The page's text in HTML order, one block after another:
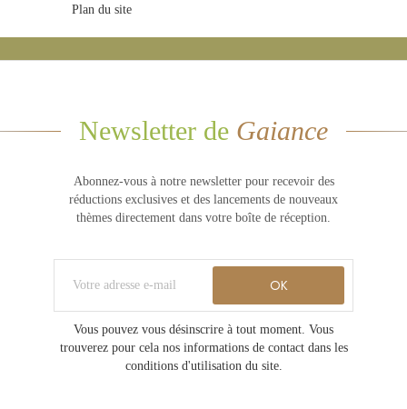
Plan du site
Newsletter de Gaiance
Abonnez-vous à notre newsletter pour recevoir des
réductions exclusives et des lancements de nouveaux
thèmes directement dans votre boîte de réception.
Vous pouvez vous désinscrire à tout moment. Vous
trouverez pour cela nos informations de contact dans les
conditions d'utilisation du site.